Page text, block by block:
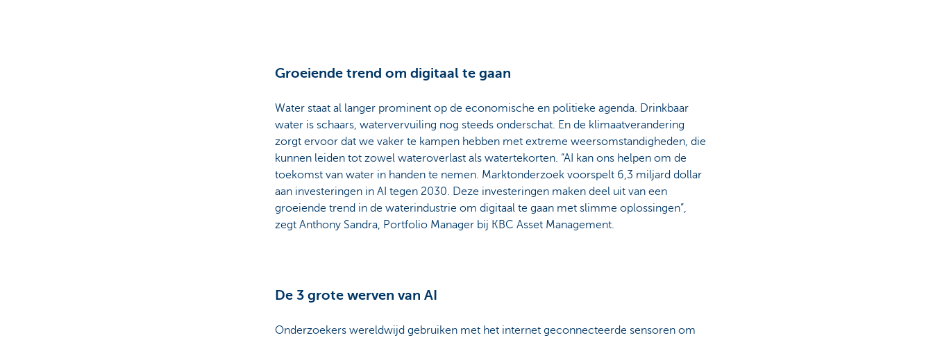
Groeiende trend om digitaal te gaan
Water staat al langer prominent op de economische en politieke agenda. Drinkbaar
water is schaars, watervervuiling nog steeds onderschat. En de klimaatverandering
zorgt ervoor dat we vaker te kampen hebben met extreme weersomstandigheden, die
kunnen leiden tot zowel wateroverlast als watertekorten. “AI kan ons helpen om de
toekomst van water in handen te nemen. Marktonderzoek voorspelt 6,3 miljard dollar
aan investeringen in AI tegen 2030. Deze investeringen maken deel uit van een
groeiende trend in de waterindustrie om digitaal te gaan met slimme oplossingen”,
zegt Anthony Sandra, Portfolio Manager bij KBC Asset Management.
De 3 grote werven van AI
Onderzoekers wereldwijd gebruiken met het internet geconnecteerde sensoren om